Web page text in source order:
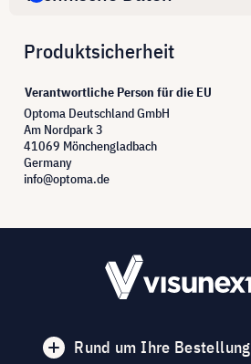
Produktsicherheit
Verantwortliche Person für die EU
Optoma Deutschland GmbH
Am Nordpark 3
41069 Mönchengladbach
Germany
info@optoma.de
Rund um Ihre Bestellung